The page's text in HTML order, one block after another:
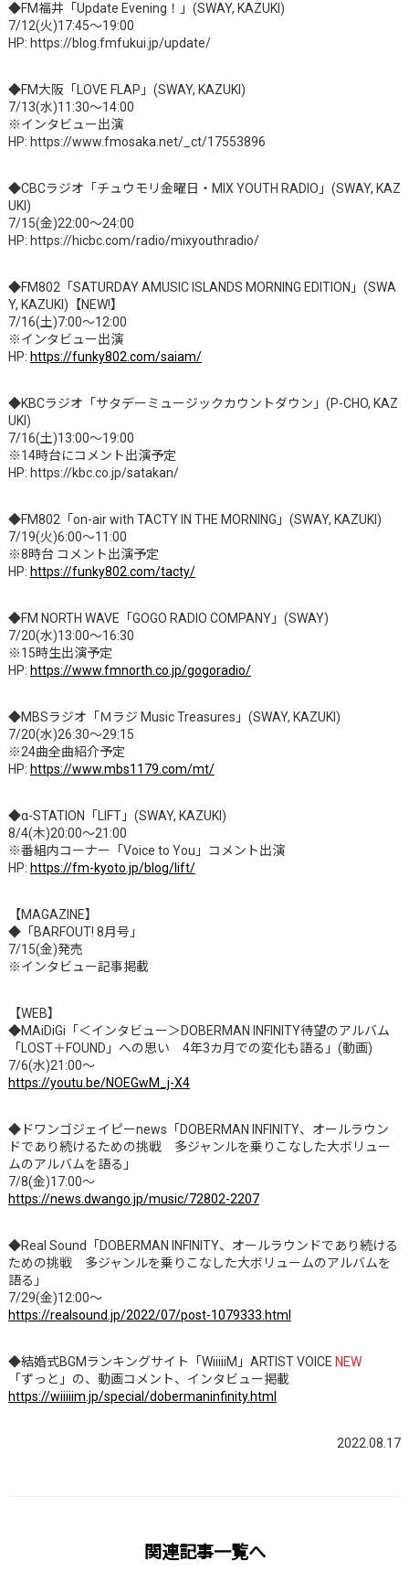
◆FM福井「Update Evening！」(SWAY, KAZUKI)
7/12(火)17:45～19:00
HP: https://blog.fmfukui.jp/update/
◆FM大阪「LOVE FLAP」(SWAY, KAZUKI)
7/13(水)11:30～14:00
※インタビュー出演
HP: https://www.fmosaka.net/_ct/17553896
◆CBCラジオ「チュウモリ金曜日・MIX YOUTH RADIO」(SWAY, KAZ
UKI)
7/15(金)22:00～24:00
HP: https://hicbc.com/radio/mixyouthradio/
◆FM802「SATURDAY AMUSIC ISLANDS MORNING EDITION」(SWA
Y, KAZUKI)【NEW!】
7/16(土)7:00～12:00
※インタビュー出演
HP: https://funky802.com/saiam/
◆KBCラジオ「サタデーミュージックカウントダウン」(P-CHO, KAZ
UKI)
7/16(土)13:00～19:00
※14時台にコメント出演予定
HP: https://kbc.co.jp/satakan/
◆FM802「on-air with TACTY IN THE MORNING」(SWAY, KAZUKI)
7/19(火)6:00～11:00
※8時台 コメント出演予定
HP: https://funky802.com/tacty/
◆FM NORTH WAVE「GOGO RADIO COMPANY」(SWAY)
7/20(水)13:00～16:30
※15時生出演予定
HP: https://www.fmnorth.co.jp/gogoradio/
◆MBSラジオ「Ｍラジ Music Treasures」(SWAY, KAZUKI)
7/20(水)26:30～29:15
※24曲全曲紹介予定
HP: https://www.mbs1179.com/mt/
◆α-STATION「LIFT」(SWAY, KAZUKI)
8/4(木)20:00～21:00
※番組内コーナー「Voice to You」コメント出演
HP: https://fm-kyoto.jp/blog/lift/
【MAGAZINE】
◆「BARFOUT! 8月号」
7/15(金)発売
※インタビュー記事掲載
【WEB】
◆MAiDiGi「＜インタビュー＞DOBERMAN INFINITY待望のアルバム
「LOST＋FOUND」への思い 4年3カ月での変化も語る」(動画)
7/6(水)21:00～
https://youtu.be/NOEGwM_j-X4
◆ドワンゴジェイピーnews「DOBERMAN INFINITY、オールラウン
ドであり続けるための挑戦 多ジャンルを乗りこなした大ボリュー
ムのアルバムを語る」
7/8(金)17:00～
https://news.dwango.jp/music/72802-2207
◆Real Sound「DOBERMAN INFINITY、オールラウンドであり続ける
ための挑戦 多ジャンルを乗りこなした大ボリュームのアルバムを
語る」
7/29(金)12:00～
https://realsound.jp/2022/07/post-1079333.html
◆結婚式BGMランキングサイト「WiiiiiM」ARTIST VOICE NEW
「ずっと」の、動画コメント、インタビュー掲載
https://wiiiiim.jp/special/dobermaninfinity.html
2022.08.17
関連記事一覧へ